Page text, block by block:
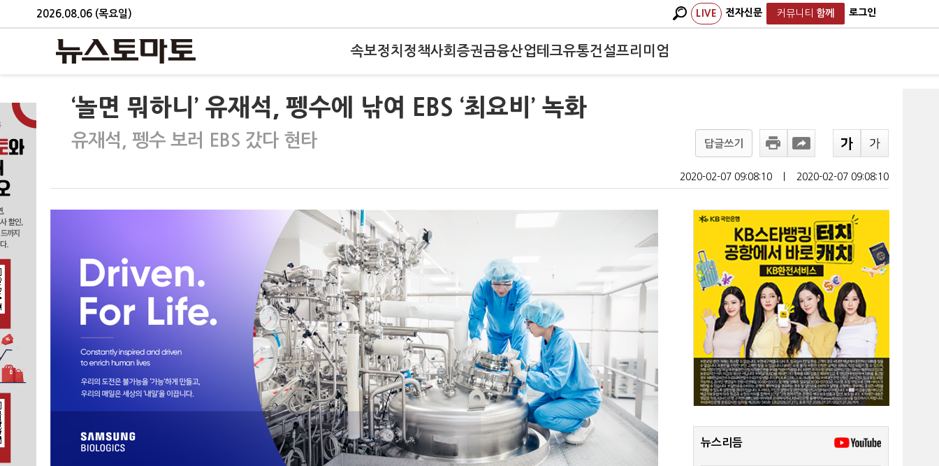
2026.08.06 (목요일) LIVE 전자신문 커뮤니티 함께 로그인
속보정치 정책사회 증권금융산업테크유통건설프리미엄
‘놀면 뭐하니’ 유재석, 펭수에 낚여 EBS ‘최요비’ 녹화
유재석, 펭수 보러 EBS 갔다 현타 답글쓰기
2020-02-07 09:08:10 2020-02-07 09:08:10
뉴스리듬